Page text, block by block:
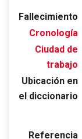
Abrir menú
Fallecimiento
Cronología
Ciudad de
trabajo
Ubicación en
el diccionario
Referencia